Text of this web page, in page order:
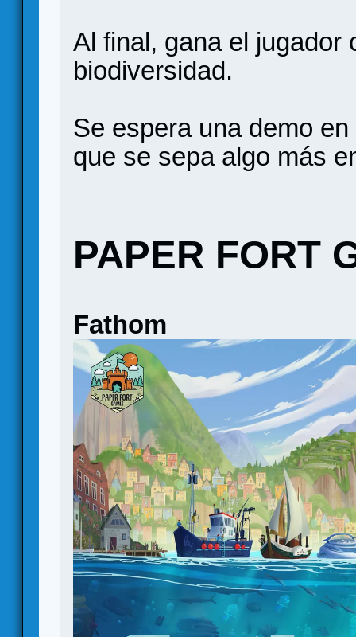
Al final, gana el jugador
biodiversidad.
Se espera una demo
que se sepa algo más
PAPER FORT
Fathom